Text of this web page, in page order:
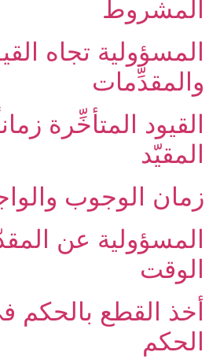
المشروط
المسؤولية تجاه
والمقدِّمات‏
القيود المتأخِّرة
المقيّد
زمان الوجوب
المسؤولية عن
الوقت‏
أخذ القطع
الحكم‏